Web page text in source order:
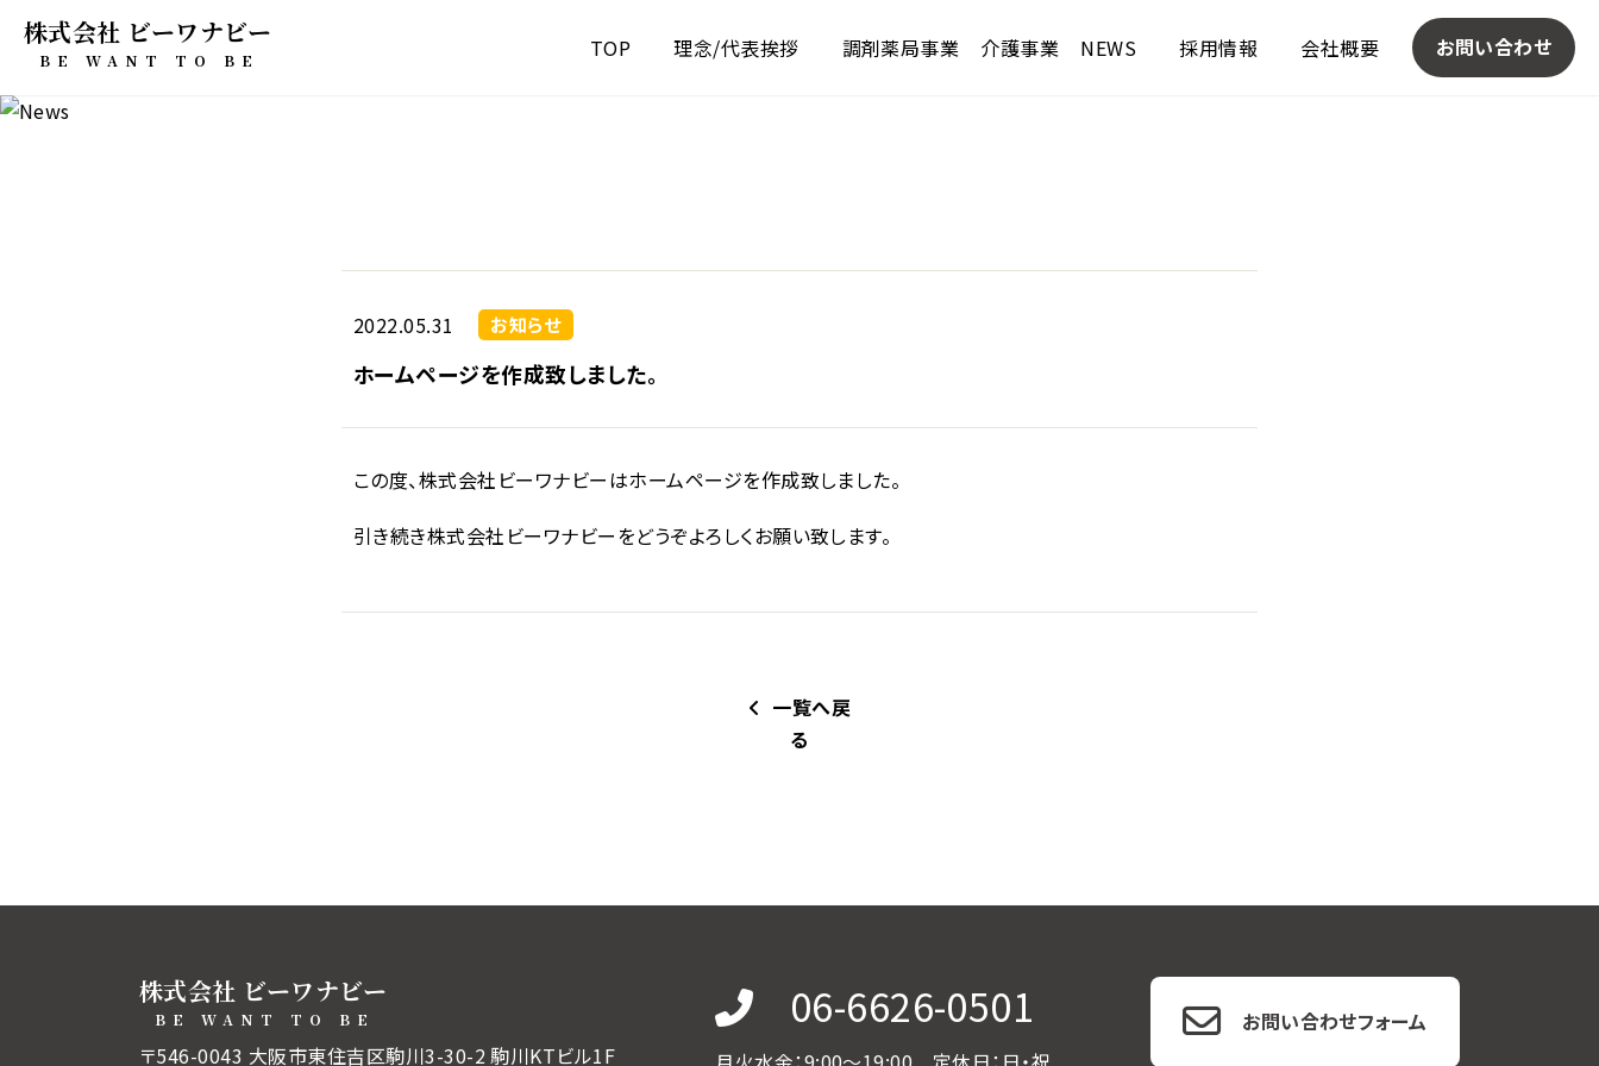
株式会社 ビーワナビー
BE WANT TO BE TOP 理念/代表挨拶 調剤薬局事業 介護事業 NEWS 採用情報 会社概要 お問い合わせ
2022.05.31 お知らせ
ホームページを作成致しました。
この度、株式会社ビーワナビーはホームページを作成致しました。
引き続き株式会社ビーワナビーをどうぞよろしくお願い致します。
一覧へ戻
る
株式会社 ビーワナビー
BE WANT TO BE
〒546-0043 大阪市東住吉区駒川3-30-2 駒川KTビル1F
06-6626-0501 お問い合わせフォーム